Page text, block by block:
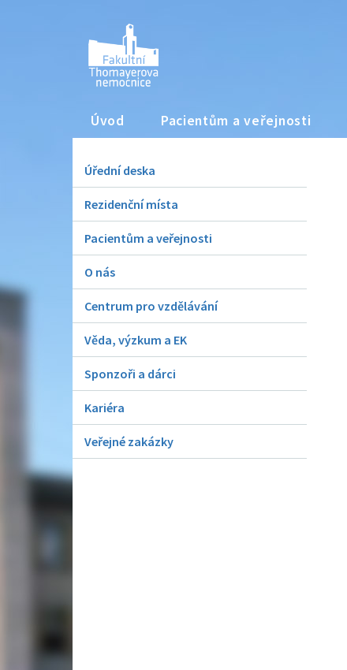
Úvod Pacientům a veřejnosti
Úřední deska
Rezidenční místa
Pacientům a veřejnosti
O nás
Centrum pro vzdělávání
Věda, výzkum a EK
Sponzoři a dárci
Kariéra
Veřejné zakázky